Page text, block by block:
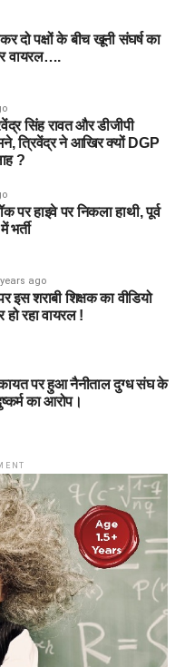
दो पक्षों के बीच खूनी संघर्ष का
वायरल….
सिंह रावत और डीजीपी
त्रिवेंद्र ने आखिर क्यों DGP
?
पर हाइवे पर निकला हाथी, पूर्व
ago
इस शराबी शिक्षक का वीडियो
रहा वायरल !
पर हुआ नैनीताल दुग्ध संघ के
का आरोप।